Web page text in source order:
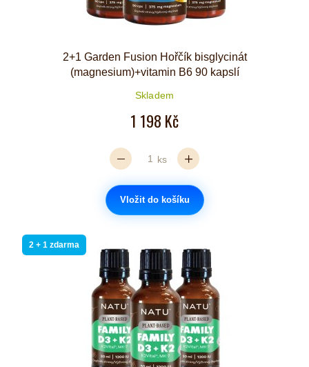
2+1 Garden Fusion Hořčík bisglycinát
(magnesium)+vitamin B6 90 kapslí
Skladem
1 198 Kč
ks
Vložit do košíku
2 + 1 zdarma